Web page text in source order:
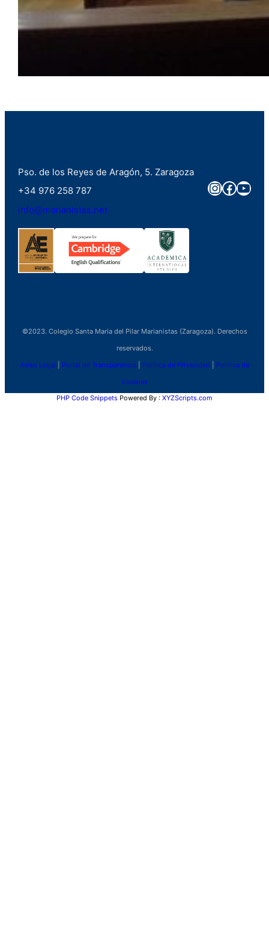
Pso. de los Reyes de Aragón, 5. Zaragoza
+34 976 258 787
info@marianistas.net
©2023. Colegio Santa Maria del Pilar Marianistas (Zaragoza). Derechos
reservados.
Aviso Legal Portal de Transparencia Política de Privacidad Política de
Cookies
PHP Code Snippets Powered By : XYZScripts.com